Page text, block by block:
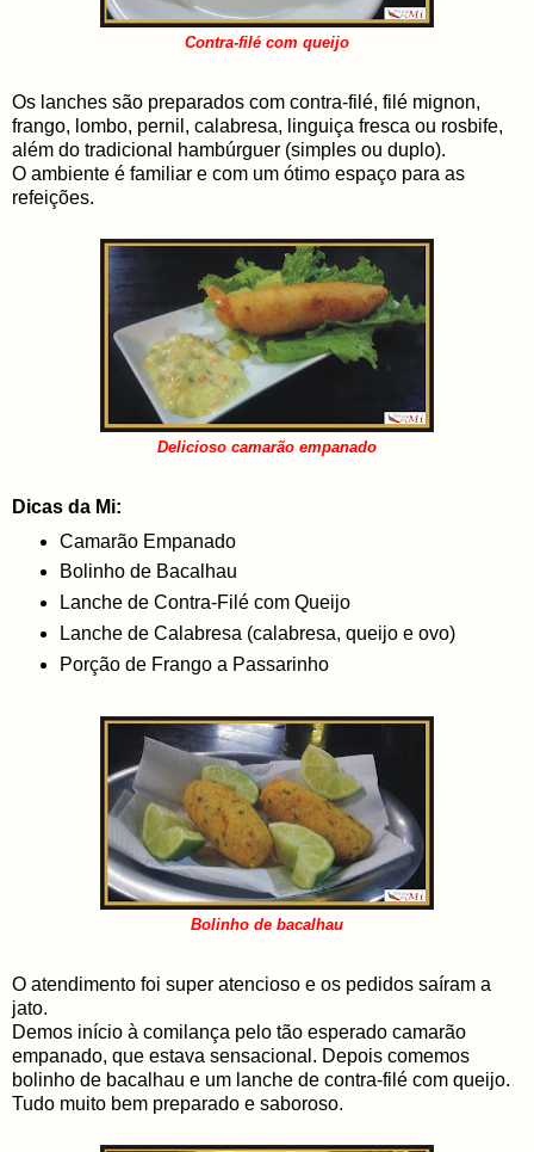
Contra-filé com queijo
Os lanches são preparados com contra-filé, filé mignon,
frango, lombo, pernil, calabresa, linguiça fresca ou rosbife,
além do tradicional hambúrguer (simples ou duplo).
O ambiente é familiar e com um ótimo espaço para as
refeições.
Delicioso camarão empanado
Dicas da Mi:
Camarão Empanado
Bolinho de Bacalhau
Lanche de Contra-Filé com Queijo
Lanche de Calabresa (calabresa, queijo e ovo)
Porção de Frango a Passarinho
Bolinho de bacalhau
O atendimento foi super atencioso e os pedidos saíram a
jato.
Demos início à comilança pelo tão esperado camarão
empanado, que estava sensacional. Depois comemos
bolinho de bacalhau e um lanche de contra-filé com queijo.
Tudo muito bem preparado e saboroso.